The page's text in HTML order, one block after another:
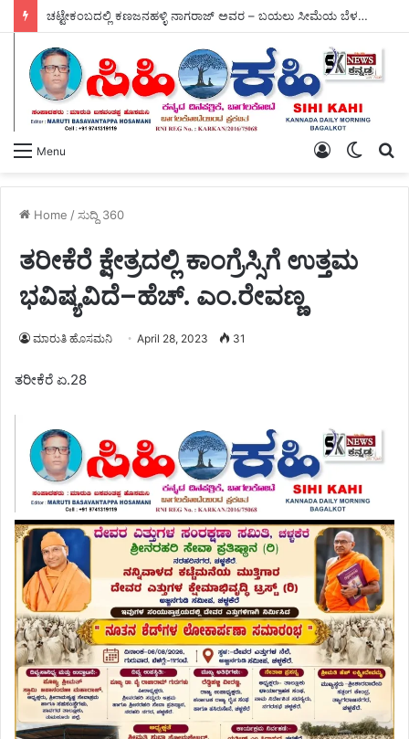
ಚಟ್ಟೇಕಂಬದಲ್ಲಿ ಕಣಜನಹಳ್ಳಿ ನಾಗರಾಜ್ ಅವರ – ಬಯಲು ಸೀಮೆಯ ಬೆಳಗು ಗ್ರಂಥ ಬಿಡುಗಡೆ.
Menu
Switch
Log
Home /ಸುದ್ದಿ 360
ತರೀಕೆರೆ ಕ್ಷೇತ್ರದಲ್ಲಿ ಕಾಂಗ್ರೆಸ್ಸಿಗೆ ಉತ್ತಮ
ಭವಿಷ್ಯವಿದೆ–ಹೆಚ್. ಎಂ.ರೇವಣ್ಣ
ಮಾರುತಿ ಹೊಸಮನಿ April 28, 2023 31
ತರೀಕೆರೆ ಏ.28